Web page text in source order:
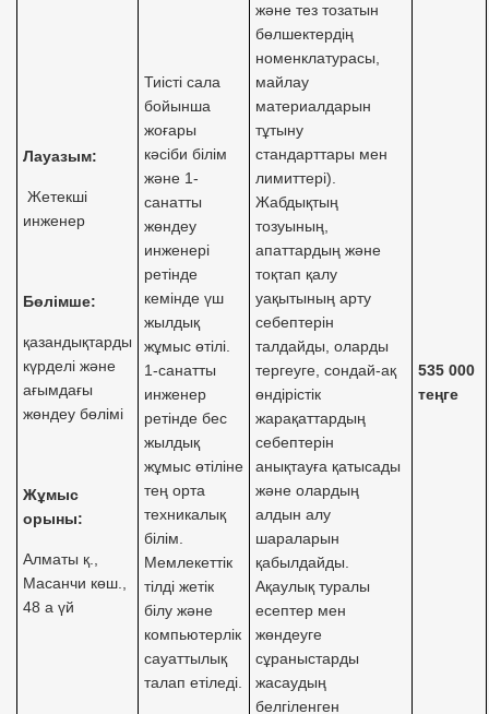
Лауазым:
Жетекші
инженер
Бөлімше:
қазандықтарды
күрделі және
ағымдағы
жөндеу бөлімі
Жұмыс
орыны:
Алматы қ.,
Масанчи көш.,
48 а үй
Тиісті сала
бойынша
жоғары
кәсіби білім
және 1-
санатты
жөндеу
инженері
ретінде
кемінде үш
жылдық
жұмыс өтілі.
1-санатты
инженер
ретінде бес
жылдық
жұмыс өтіліне
тең орта
техникалық
білім.
Мемлекеттік
тілді жетік
білу және
компьютерлік
сауаттылық
талап етіледі.
және тез тозатын
бөлшектердің
номенклатурасы,
майлау
материалдарын
тұтыну
стандарттары мен
лимиттері).
Жабдықтың
тозуының,
апаттардың және
тоқтап қалу
уақытының арту
себептерін
талдайды, оларды
тергеуге, сондай-ақ
өндірістік
жарақаттардың
себептерін
анықтауға қатысады
және олардың
алдын алу
шараларын
қабылдайды.
Ақаулық туралы
есептер мен
жөндеуге
сұраныстарды
жасаудың
белгіленген
535 000
теңге